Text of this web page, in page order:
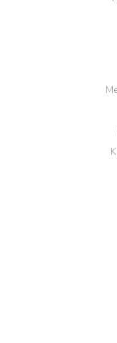
Ürün bilgilerinde
Ürün fiyatı diğer
Bu ürüne benzer